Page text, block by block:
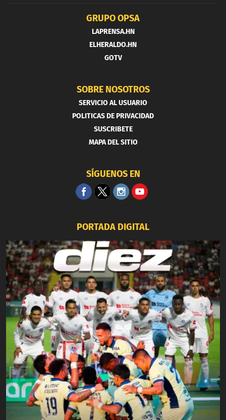
GRUPO OPSA
LAPRENSA.HN
ELHERALDO.HN
GOTV
SOBRE NOSOTROS
SERVICIO AL USUARIO
POLITICAS DE PRIVACIDAD
SUSCRIBETE
MAPA DEL SITIO
SÍGUENOS EN
PORTADA DIGITAL